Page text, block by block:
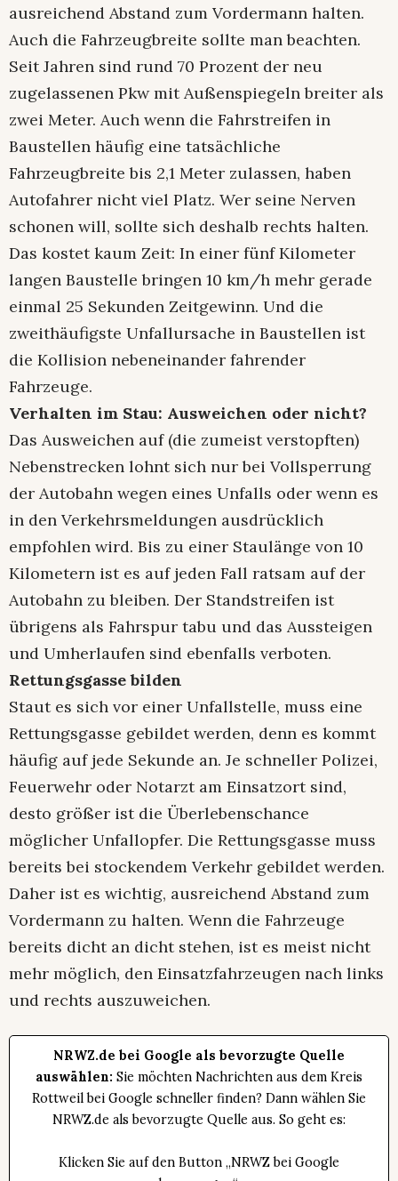
ausreichend Abstand zum Vordermann halten.
Auch die Fahrzeugbreite sollte man beachten.
Seit Jahren sind rund 70 Prozent der neu
zugelassenen Pkw mit Außenspiegeln breiter als
zwei Meter. Auch wenn die Fahrstreifen in
Baustellen häufig eine tatsächliche
Fahrzeugbreite bis 2,1 Meter zulassen, haben
Autofahrer nicht viel Platz. Wer seine Nerven
schonen will, sollte sich deshalb rechts halten.
Das kostet kaum Zeit: In einer fünf Kilometer
langen Baustelle bringen 10 km/h mehr gerade
einmal 25 Sekunden Zeitgewinn. Und die
zweithäufigste Unfallursache in Baustellen ist
die Kollision nebeneinander fahrender
Fahrzeuge.
Verhalten im Stau: Ausweichen oder nicht?
Das Ausweichen auf (die zumeist verstopften)
Nebenstrecken lohnt sich nur bei Vollsperrung
der Autobahn wegen eines Unfalls oder wenn es
in den Verkehrsmeldungen ausdrücklich
empfohlen wird. Bis zu einer Staulänge von 10
Kilometern ist es auf jeden Fall ratsam auf der
Autobahn zu bleiben. Der Standstreifen ist
übrigens als Fahrspur tabu und das Aussteigen
und Umherlaufen sind ebenfalls verboten.
Rettungsgasse bilden
Staut es sich vor einer Unfallstelle, muss eine
Rettungsgasse gebildet werden, denn es kommt
häufig auf jede Sekunde an. Je schneller Polizei,
Feuerwehr oder Notarzt am Einsatzort sind,
desto größer ist die Überlebenschance
möglicher Unfallopfer. Die Rettungsgasse muss
bereits bei stockendem Verkehr gebildet werden.
Daher ist es wichtig, ausreichend Abstand zum
Vordermann zu halten. Wenn die Fahrzeuge
bereits dicht an dicht stehen, ist es meist nicht
mehr möglich, den Einsatzfahrzeugen nach links
und rechts auszuweichen.
NRWZ.de bei Google als bevorzugte Quelle
auswählen: Sie möchten Nachrichten aus dem Kreis
Rottweil bei Google schneller finden? Dann wählen Sie
NRWZ.de als bevorzugte Quelle aus. So geht es:
Klicken Sie auf den Button „NRWZ bei Google